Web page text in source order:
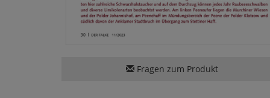
Fragen zum Produkt